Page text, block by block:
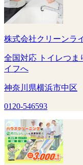
株式会社クリーンラ
全国対応 トイレつま
イフへ
神奈川県横浜市中区
0120-546593